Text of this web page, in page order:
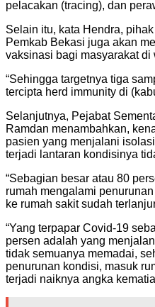
pelacakan (tracing), dan
Selain itu, kata Hendra,
Pemkab Bekasi juga akan
vaksinasi bagi masyarakat
“Sehingga targetnya tiga
tercipta herd immunity di
Selanjutnya, Pejabat
Ramdan menambahkan,
pasien yang menjalani
terjadi lantaran kondisinya
“Sebagian besar atau 80
rumah mengalami
ke rumah sakit sudah
“Yang terpapar Covid-19
persen adalah yang
tidak semuanya memadai,
penurunan kondisi, masuk
terjadi naiknya angka